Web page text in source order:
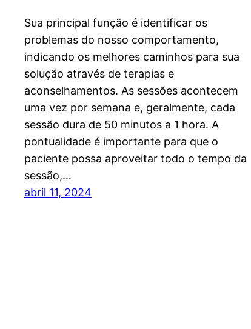
Sua principal função é identificar os
problemas do nosso comportamento,
indicando os melhores caminhos para sua
solução através de terapias e
aconselhamentos. As sessões acontecem
uma vez por semana e, geralmente, cada
sessão dura de 50 minutos a 1 hora. A
pontualidade é importante para que o
paciente possa aproveitar todo o tempo da
sessão,…
abril 11, 2024